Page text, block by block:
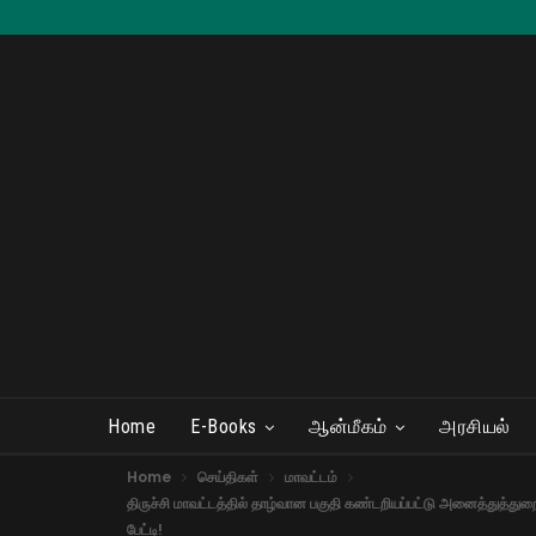
Home E-Books ஆன்மீகம் அரசியல்
Home செய்திகள்
மாவட்டம்
திருச்சி மாவட்டத்தில் தாழ்வான பகுதி கண்டறியப்பட்டு
பேட்டி!